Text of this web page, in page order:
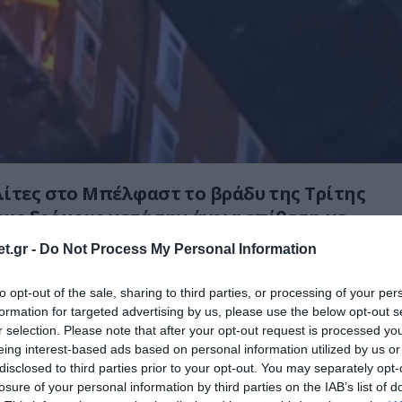
- Do Not Process My Personal Information
opt-out of the sale, sharing to third parties, or processing of your
for targeted advertising by us, please use the below opt-out
selection. Please note that after your opt-out request is processed
interest-based ads based on personal information utilized by us
to third parties prior to your opt-out. You may separately
of your personal information by third parties on the IAB’s list of
στο Μπέλφαστ το βράδυ της Τρίτης
δρόμους μετά την άγρια επίθεση με
ένας άνδρας από Σουδανό παράνομο
το περιστατικό μετατράπηκε γρήγορα
με ομάδες διαδηλωτών να
την αστυνομία, να πυρπολούν οχήματα
σε κατοικίες όπου διαμένουν